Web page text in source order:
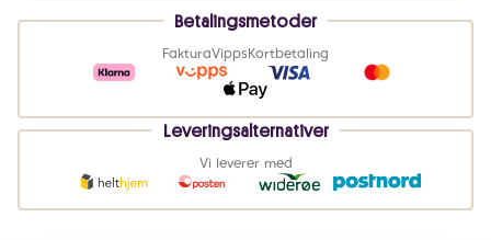
Betalingsmetoder
FakturaVippsKortbetaling
Leveringsalternativer
Vi leverer med